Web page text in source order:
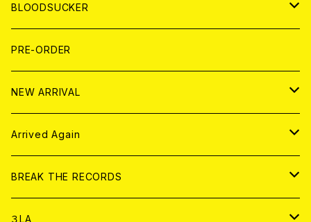
7EP
LP
T-shirt
HOOD
WORLD
T-shirt
HOOD
MAGAZINE
BOLLOCKS
EL ZINE
写真集 (PHOTOBOOK)
BLOODSUCKER
CD
アナログ
アパレル
書籍
DIGITAL CONTENTS
PRE-ORDER
NEW ARRIVAL
CD
アナログ
Arrived Again
CD
アナログ
BREAK THE RECORDS
CD
３LA